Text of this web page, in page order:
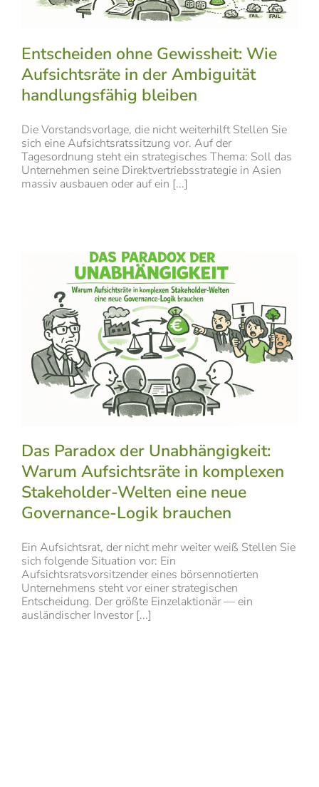
Entscheiden ohne Gewissheit: Wie
Aufsichtsräte in der Ambiguität
handlungsfähig bleiben
Die Vorstandsvorlage, die nicht weiterhilft Stellen Sie
sich eine Aufsichtsratssitzung vor. Auf der
Tagesordnung steht ein strategisches Thema: Soll das
Unternehmen seine Direktvertriebsstrategie in Asien
massiv ausbauen oder auf ein [...]
Das Paradox der Unabhängigkeit:
Warum Aufsichtsräte in komplexen
Stakeholder-Welten eine neue
Governance-Logik brauchen
Ein Aufsichtsrat, der nicht mehr weiter weiß Stellen Sie
sich folgende Situation vor: Ein
Aufsichtsratsvorsitzender eines börsennotierten
Unternehmens steht vor einer strategischen
Entscheidung. Der größte Einzelaktionär — ein
ausländischer Investor [...]